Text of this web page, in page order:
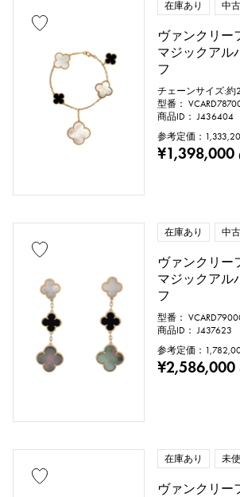
ダイヤモンド
パール アレキサンドライト
ルビー オニキス ペリ
サファイア オパール
数字 アルファベット
クローバー スカル ド
ハート 一粒ジ
花 蝶 鍵 馬蹄
釣り針
在庫あり 中古
ヴァンクリー
マジックアル
フ
チェーンサイズ:約
型番：
商品ID： J436404
参考定価：
¥1,398,000
在庫あり 中古
ヴァンクリー
マジックアル
フ
型番：
商品ID： J437623
参考定価：
¥2,586,000
在庫あり 未
ヴァンクリー